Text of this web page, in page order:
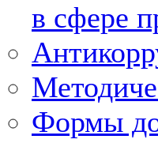
в сфере
Формы